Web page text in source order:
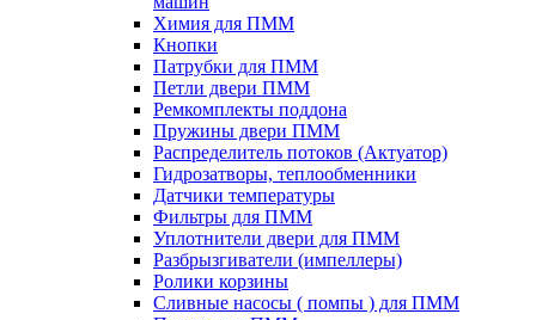
Химия для ПММ
Кнопки
Патрубки для ПММ
Петли двери ПММ
Ремкомплекты поддона
Пружины двери ПММ
Распределитель потоков (Актуатор)
Гидрозатворы, теплообменники
Датчики температуры
Фильтры для ПММ
Уплотнители двери для ПММ
Разбрызгиватели (импеллеры)
Ролики корзины
Сливные насосы ( помпы ) для ПММ